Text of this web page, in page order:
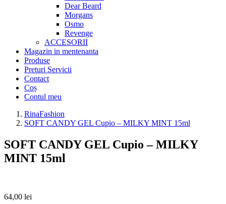
Dear Beard
Morgans
Osmo
Revenge
ACCESORII
Magazin in mentenanta
Produse
Preturi Servicii
Contact
Coș
Contul meu
RinaFashion
SOFT CANDY GEL Cupio – MILKY MINT 15ml
SOFT CANDY GEL Cupio – MILKY
MINT 15ml
64,00 lei